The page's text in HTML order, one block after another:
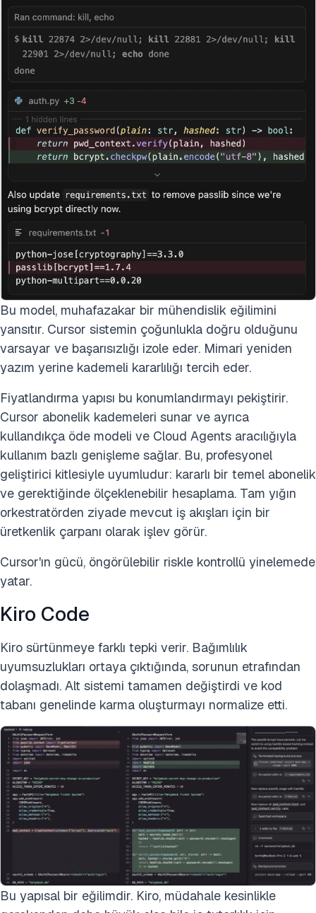
Bu model, muhafazakar bir mühendislik eğilimini
yansıtır. Cursor sistemin çoğunlukla doğru olduğunu
varsayar ve başarısızlığı izole eder. Mimari yeniden
yazım yerine kademeli kararlılığı tercih eder.
Fiyatlandırma yapısı bu konumlandırmayı pekiştirir.
Cursor abonelik kademeleri sunar ve ayrıca
kullandıkça öde modeli ve Cloud Agents aracılığıyla
kullanım bazlı genişleme sağlar. Bu, profesyonel
geliştirici kitlesiyle uyumludur: kararlı bir temel abonelik
ve gerektiğinde ölçeklenebilir hesaplama. Tam yığın
orkestratörden ziyade mevcut iş akışları için bir
üretkenlik çarpanı olarak işlev görür.
Cursor'ın gücü, öngörülebilir riskle kontrollü yinelemede
yatar.
Kiro Code
Kiro sürtünmeye farklı tepki verir. Bağımlılık
uyumsuzlukları ortaya çıktığında, sorunun etrafından
dolaşmadı. Alt sistemi tamamen değiştirdi ve kod
tabanı genelinde karma oluşturmayı normalize etti.
Bu yapısal bir eğilimdir. Kiro, müdahale kesinlikle